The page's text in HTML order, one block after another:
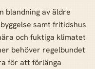
blandning av äldre
samt fritidshus
och fuktiga klimatet
behöver regelbundet
för att förlänga